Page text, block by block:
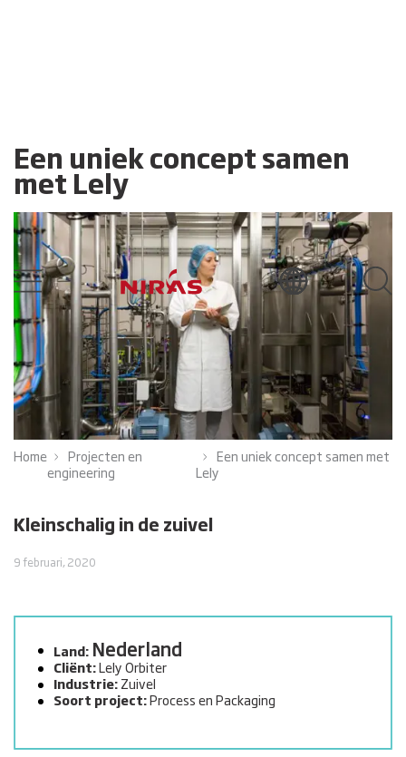
Een uniek concept samen
met Lely
Home
Projecten en
engineering
Een uniek concept samen met
Lely
Kleinschalig in de zuivel
9 februari, 2020
Land: Nederland
Cliënt: Lely Orbiter
Industrie: Zuivel
Soort project: Process en Packaging